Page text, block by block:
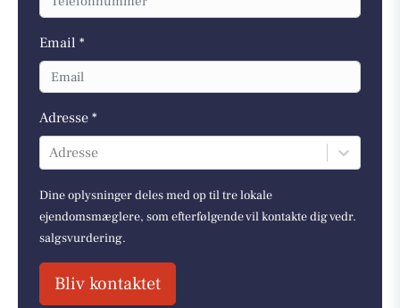
Email *
Adresse *
Adresse
Dine oplysninger deles med op til tre lokale
ejendomsmæglere, som efterfølgende vil kontakte dig vedr.
salgsvurdering.
Bliv kontaktet